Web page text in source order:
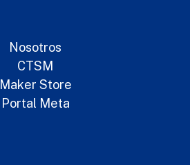
Nosotros
CTSM
Maker Store
Portal Meta